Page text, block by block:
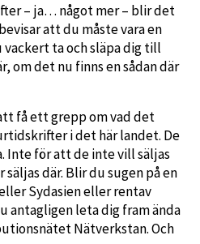
– ja… något mer – blir det
att du måste vara en
ta och släpa dig till
om det nu finns en sådan där
få ett grepp om vad det
i det här landet. De
Inte för att de inte vill säljas
där. Blir du sugen på en
Sydasien eller rentav
antagligen leta dig fram ända
Nätverkstan. Och